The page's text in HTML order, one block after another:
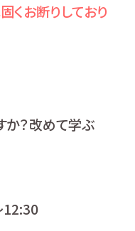
くお断りしており
か？改めて学ぶ
12:30